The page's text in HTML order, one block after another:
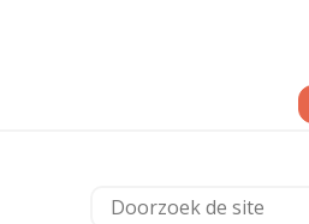
Doorzoek